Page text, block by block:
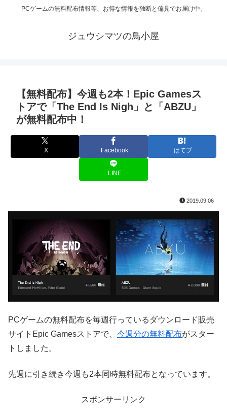
PCゲームの無料配布情報等、お得な情報を独断と偏見でお届け中。
ジュウシマツの鳥小屋
【無料配布】今週も2本！Epic Gamesス
トアで「The End Is Nigh」と「ABZU」
が無料配布中！
X Facebook はてブ
LINE
2019.09.06
PCゲームの無料配布を毎週行っているダウンロード販売
サイトEpic Gamesストアで、 今週分の無料配布がスター
トしました。
先週に引き続き今週も2本同時無料配布となっています。
スポンサーリンク